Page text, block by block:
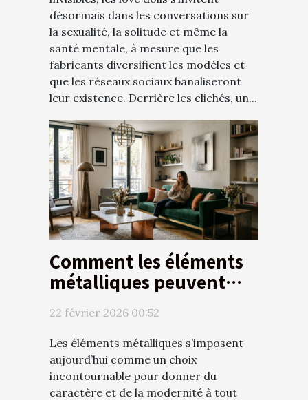
désormais dans les conversations sur
la sexualité, la solitude et même la
santé mentale, à mesure que les
fabricants diversifient les modèles et
que les réseaux sociaux banaliseront
leur existence. Derrière les clichés, un...
Comment les éléments
métalliques peuvent
transformer votre
espace de vie ?
22 février 2026 00:52
Les éléments métalliques s’imposent
aujourd’hui comme un choix
incontournable pour donner du
caractère et de la modernité à tout